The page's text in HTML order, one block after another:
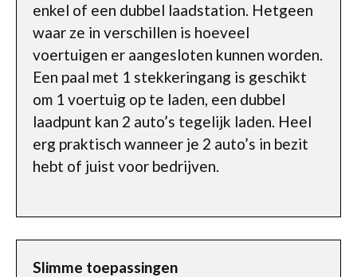
enkel of een dubbel laadstation. Hetgeen
waar ze in verschillen is hoeveel
voertuigen er aangesloten kunnen worden.
Een paal met 1 stekkeringang is geschikt
om 1 voertuig op te laden, een dubbel
laadpunt kan 2 auto’s tegelijk laden. Heel
erg praktisch wanneer je 2 auto’s in bezit
hebt of juist voor bedrijven.
Slimme toepassingen